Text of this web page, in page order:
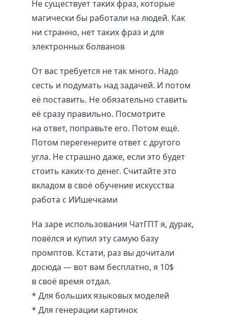
Не существует таких фраз, которые
магически бы работали на людей. Как
ни странно, нет таких фраз и для
электронных болванов
От вас требуется не так много. Надо
сесть и подумать над задачей. И потом
её поставить. Не обязательно ставить
её сразу правильно. Посмотрите
на ответ, поправьте его. Потом ещё.
Потом перегенерите ответ с другого
угла. Не страшно даже, если это будет
стоить каких-то денег. Считайте это
вкладом в своё обучение искусства
работа с ИИшечками
На заре использования ЧатГПТ я, дурак,
повёлся и купил эту самую базу
промптов. Кстати, раз вы дочитали
досюда — вот вам бесплатно, я 10$
в своё время отдал.
* Для больших языковых моделей
* Для генерации картинок